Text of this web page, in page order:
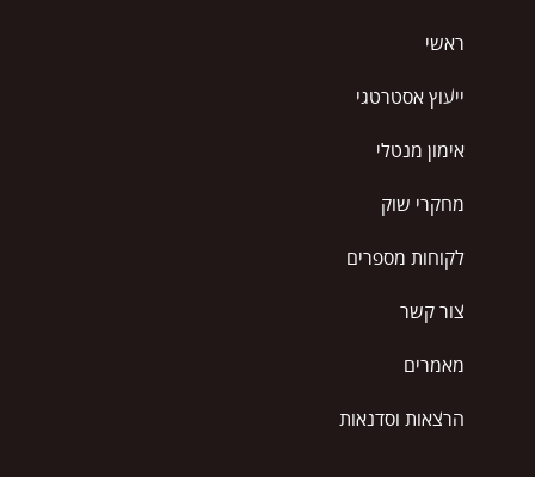
ראשי
ייעוץ אסטרטגי
אימון מנטלי
מחקרי שוק
לקוחות מספרים
צור קשר
מאמרים
הרצאות וסדנאות